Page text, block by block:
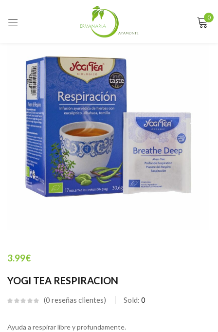
0
3.99€
YOGI TEA RESPIRACION
0 reseñas clientes Sold: 0
Ayuda a respirar libre y profundamente.
Sign in
Remember me
LOG IN
CREATE AN ACCOUNT